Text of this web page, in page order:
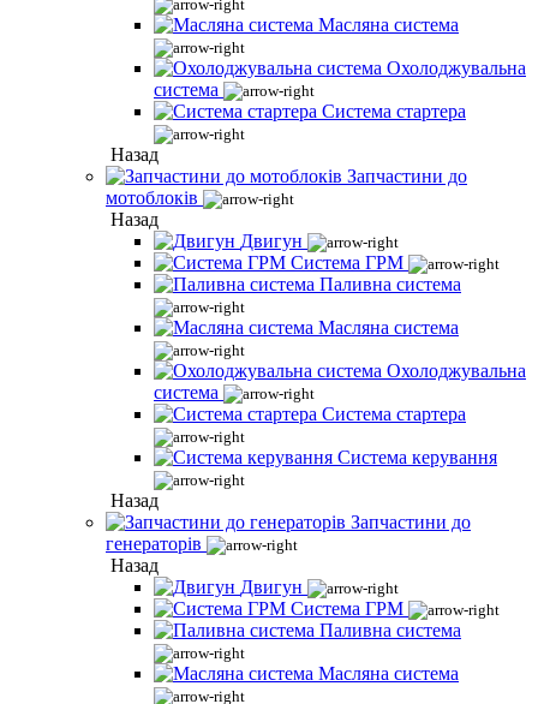
Масляна система
Охолоджувальна
система
Система стартера
Назад
Запчастини до
мотоблоків
Назад
Двигун
Система ГРМ
Паливна система
Масляна система
Охолоджувальна
система
Система стартера
Система керування
Назад
Запчастини до
генераторів
Назад
Двигун
Система ГРМ
Паливна система
Масляна система